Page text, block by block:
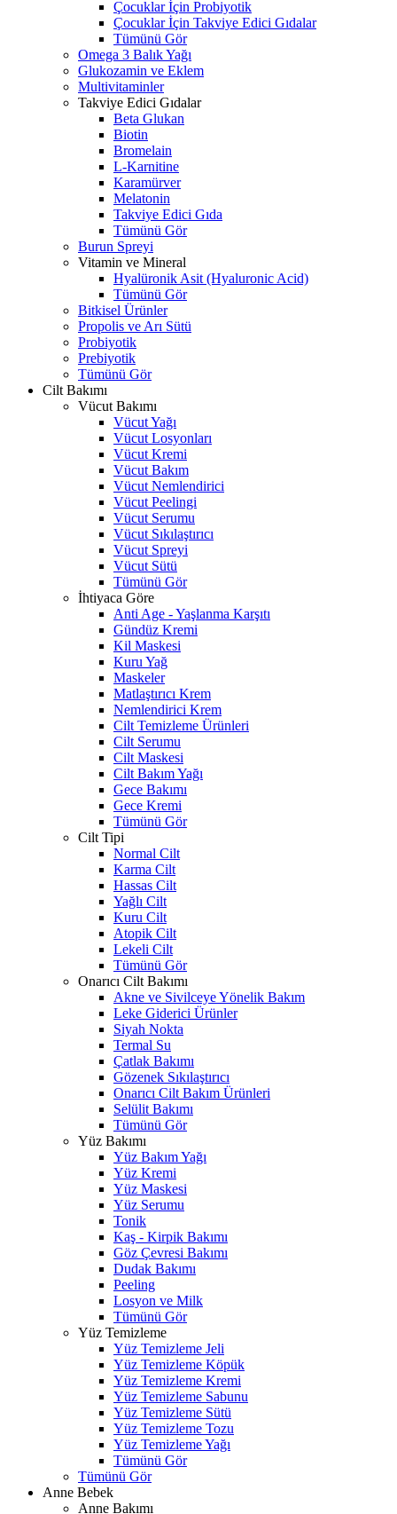
Çocuklar İçin Probiyotik
Çocuklar İçin Takviye Edici Gıdalar
Tümünü Gör
Omega 3 Balık Yağı
Glukozamin ve Eklem
Multivitaminler
Takviye Edici Gıdalar
Beta Glukan
Biotin
Bromelain
L-Karnitine
Karamürver
Melatonin
Takviye Edici Gıda
Tümünü Gör
Burun Spreyi
Vitamin ve Mineral
Hyalüronik Asit (Hyaluronic Acid)
Tümünü Gör
Bitkisel Ürünler
Propolis ve Arı Sütü
Probiyotik
Prebiyotik
Tümünü Gör
Cilt Bakımı
Vücut Bakımı
Vücut Yağı
Vücut Losyonları
Vücut Kremi
Vücut Bakım
Vücut Nemlendirici
Vücut Peelingi
Vücut Serumu
Vücut Sıkılaştırıcı
Vücut Spreyi
Vücut Sütü
Tümünü Gör
İhtiyaca Göre
Anti Age - Yaşlanma Karşıtı
Gündüz Kremi
Kil Maskesi
Kuru Yağ
Maskeler
Matlaştırıcı Krem
Nemlendirici Krem
Cilt Temizleme Ürünleri
Cilt Serumu
Cilt Maskesi
Cilt Bakım Yağı
Gece Bakımı
Gece Kremi
Tümünü Gör
Cilt Tipi
Normal Cilt
Karma Cilt
Hassas Cilt
Yağlı Cilt
Kuru Cilt
Atopik Cilt
Lekeli Cilt
Tümünü Gör
Onarıcı Cilt Bakımı
Akne ve Sivilceye Yönelik Bakım
Leke Giderici Ürünler
Siyah Nokta
Termal Su
Çatlak Bakımı
Gözenek Sıkılaştırıcı
Onarıcı Cilt Bakım Ürünleri
Selülit Bakımı
Tümünü Gör
Yüz Bakımı
Yüz Bakım Yağı
Yüz Kremi
Yüz Maskesi
Yüz Serumu
Tonik
Kaş - Kirpik Bakımı
Göz Çevresi Bakımı
Dudak Bakımı
Peeling
Losyon ve Milk
Tümünü Gör
Yüz Temizleme
Yüz Temizleme Jeli
Yüz Temizleme Köpük
Yüz Temizleme Kremi
Yüz Temizleme Sabunu
Yüz Temizleme Sütü
Yüz Temizleme Tozu
Yüz Temizleme Yağı
Tümünü Gör
Tümünü Gör
Anne Bebek
Anne Bakımı